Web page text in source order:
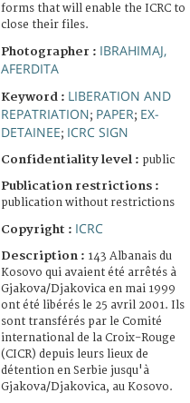
forms that will enable the ICRC to
close their files.
Photographer : IBRAHIMAJ,
AFERDITA
Keyword : LIBERATION AND
REPATRIATION; PAPER; EX-
DETAINEE; ICRC SIGN
Confidentiality level : public
Publication restrictions :
publication without restrictions
Copyright : ICRC
Description : 143 Albanais du
Kosovo qui avaient été arrêtés à
Gjakova/Djakovica en mai 1999
ont été libérés le 25 avril 2001. Ils
sont transférés par le Comité
international de la Croix-Rouge
(CICR) depuis leurs lieux de
détention en Serbie jusqu'à
Gjakova/Djakovica, au Kosovo.